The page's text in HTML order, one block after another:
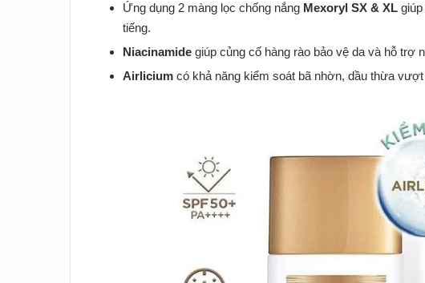
Ứng dụng 2 màng lọc chống nắng Mexoryl SX & XL
tiếng.
Niacinamide giúp củng cố hàng rào bảo vệ da và hỗ trợ
Airlicium có khả năng kiểm soát bã nhờn, dầu thừa